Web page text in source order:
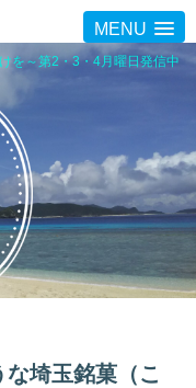
MENU
を～第2・3・4月曜日発信中
埼玉銘菓（こ